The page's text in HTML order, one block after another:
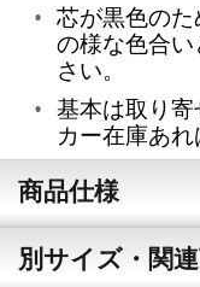
芯が黒色の
の様な色合
さい。
基本は取り
カー在庫あれ
商品仕様
別サイズ・関